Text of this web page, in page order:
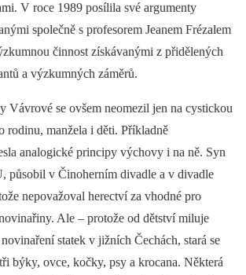
V roce 1989 posílila své argumenty
společně s profesorem Jeanem Frézalem
činnost získávanými z přidělených
a výzkumných záměrů.
Vávrové se ovšem neomezil jen na cystickou
rodinu, manžela i děti. Příkladně
analogické principy výchovy i na ně. Syn
působil v Činoherním divadle a v divadle
nepovažoval herectví za vhodné pro
Ale –⁠ protože od dětství miluje
statek v jižních Čechách, stará se
býky, ovce, kočky, psy a krocana. Některá